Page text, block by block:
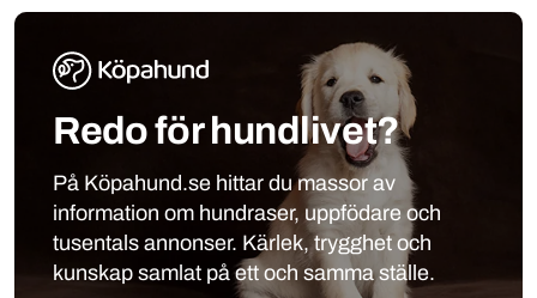
Redo för hundlivet?
På Köpahund.se hittar du massor av
information om hundraser, uppfödare och
tusentals annonser. Kärlek, trygghet och
kunskap samlat på ett och samma ställe.